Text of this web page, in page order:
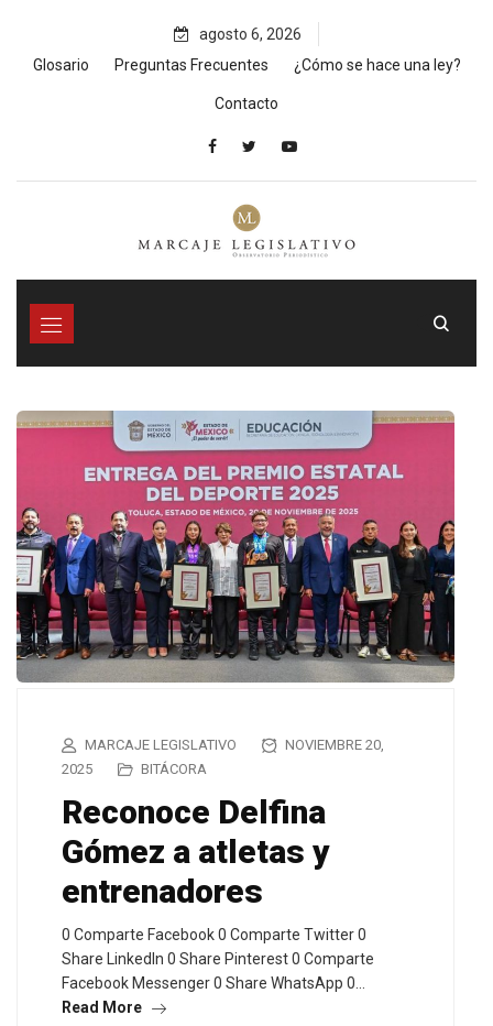
content
agosto 6, 2026
Glosario
Preguntas Frecuentes ¿Cómo se hace una ley?
Contacto
MARCAJE LEGISLATIVO
NOVIEMBRE 20,
2025
BITÁCORA
Reconoce Delfina
Gómez a atletas y
entrenadores
0 Comparte Facebook 0 Comparte Twitter 0
Share LinkedIn 0 Share Pinterest 0 Comparte
Facebook Messenger 0 Share WhatsApp 0…
Read More